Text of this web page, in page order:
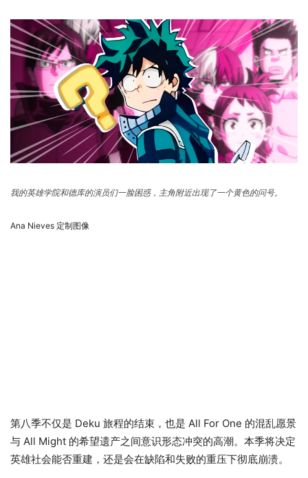
我的英雄学院和德库的演员们一脸困惑，主角附近出现了一个黄色的问号。
Ana Nieves 定制图像
第八季不仅是 Deku 旅程的结束，也是 All For One 的混乱愿景
与 All Might 的希望遗产之间意识形态冲突的高潮。本季将决定
英雄社会能否重建，还是会在缺陷和失败的重压下彻底崩溃。